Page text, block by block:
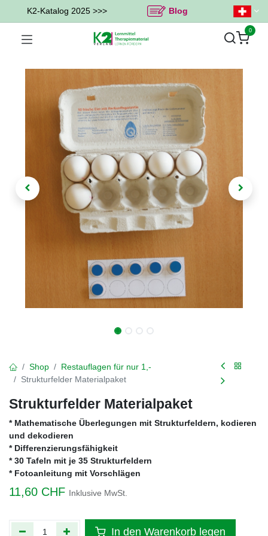
K2-Katalog 2025 >>> Blog
0
Shop
Restauflagen für nur 1,-
Strukturfelder Materialpaket
Strukturfelder Materialpaket
* Mathematische Überlegungen mit Strukturfeldern, kodieren
und dekodieren
* Differenzierungsfähigkeit
* 30 Tafeln mit je 35 Strukturfeldern
* Fotoanleitung mit Vorschlägen
11,60 CHF Inklusive MwSt.
In den Warenkorb legen